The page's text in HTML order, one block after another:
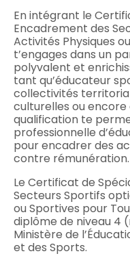
En intégrant le
Encadrement des
Activités Physiques
t’engages dans un
polyvalent et
tant qu’éducateur
collectivités
culturelles ou
qualification te
professionnelle
pour encadrer des
contre rémunération.
Le Certificat de
Secteurs Sportifs
ou Sportives pour
diplôme de niveau 4
Ministère de
et des Sports.